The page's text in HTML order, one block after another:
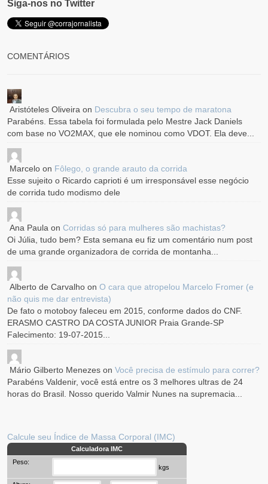
Siga-nos no Twitter
COMENTÁRIOS
Aristóteles Oliveira on Descubra o seu tempo de maratona
Parabéns. Essa tabela foi formulada pelo Mestre Jack Daniels
com base no VO2MAX, que ele nominou como VDOT. Ela deve...
Marcelo on Fôlego, o grande arauto da corrida
Esse sujeito o Ricardo caprioti é um irresponsável esse negócio
de corrida tudo modismo dele
Ana Paula onCorridas só para mulheres são machistas?
Oi Júlia, tudo bem? Esta semana eu fiz um comentário num post
de uma grande organizadora de corrida de montanha...
Alberto de Carvalho onO cara que atropelou Marcelo Fromer (e
não quis me dar entrevista)
De fato o motoboy faleceu em 2015, conforme dados do CNF.
ERASMO CASTRO DA COSTA JUNIOR Praia Grande-SP
Falecimento: 19-07-2015...
Mário Gilberto Menezes onVocê precisa de estímulo para correr?
Parabéns Valdenir, você está entre os 3 melhores ultras de 24
horas do Brasil. Nosso querido Valmir Nunes na supremacia...
Calcule seu Índice de Massa Corporal (IMC)
Calculadora IMC
Peso:
kgs